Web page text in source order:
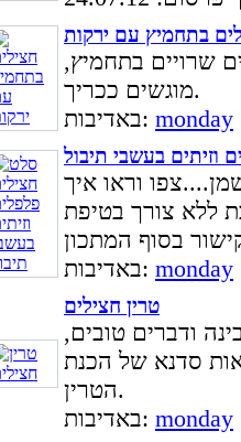
בתחמיץ עם ירקות
שרויים בתחמיץ,
מוגשים ככריך.
באדיבות: monday
וזיתים בעשבי תיבול
וראו איך
ללא צורך בטיפת
בסוף המתכון
באדיבות: monday
טרין חצילים
ודברים טובים,
סדנא של הכנת
הטרין.
באדיבות: monday